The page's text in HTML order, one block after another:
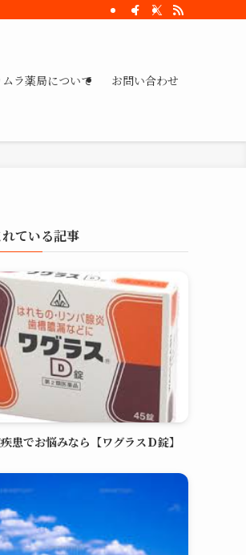
ラ薬局について お問い合わせ
ている記事
患でお悩みなら【ワグラスＤ錠】